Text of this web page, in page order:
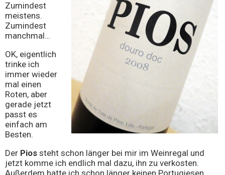
Zumindest
meistens.
Zumindest
manchmal…
OK, eigentlich
trinke ich
immer wieder
mal einen
Roten, aber
gerade jetzt
passt es
einfach am
Besten.
Der Pios steht schon länger bei mir im Weinregal und
jetzt komme ich endlich mal dazu, ihn zu verkosten.